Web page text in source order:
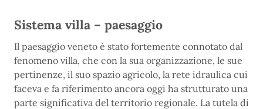
Sistema villa – paesaggio
Il paesaggio veneto è stato fortemente connotato dal
fenomeno villa, che con la sua organizzazione, le sue
pertinenze, il suo spazio agricolo, la rete idraulica cui
faceva e fa riferimento ancora oggi ha strutturato una
parte significativa del territorio regionale. La tutela di